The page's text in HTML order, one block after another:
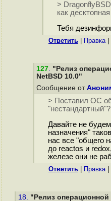
>
как
Тебя
Ответить Правка|
127. "Релиз
NetBSD 10.0"
Сообщение от
> Поставил ОС
"нестандартный"?
Давайте не
назначения"
нас все "общего
до reactos и
железе они не
Ответить Правка|
18. "Релиз